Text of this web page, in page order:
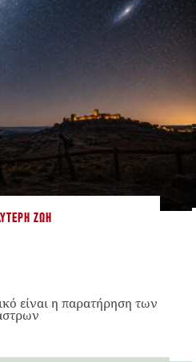
ΖΩΉ
είναι η παρατήρηση των